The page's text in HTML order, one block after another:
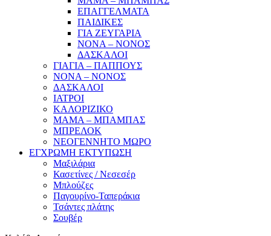
ΕΠΑΓΓΕΛΜΑΤΑ
ΠΑΙΔΙΚΕΣ
ΓΙΑ ΖΕΥΓΑΡΙΑ
ΝΟΝΑ – ΝΟΝΟΣ
ΔΑΣΚΑΛΟΙ
ΓΙΑΓΙΑ – ΠΑΠΠΟΥΣ
ΝΟΝΑ – ΝΟΝΟΣ
ΔΑΣΚΑΛΟΙ
ΙΑΤΡΟΙ
ΚΑΛΟΡΙΖΙΚΟ
ΜΑΜΑ – ΜΠΑΜΠΑΣ
ΜΠΡΕΛΟΚ
ΝΕΟΓΕΝΝΗΤΟ ΜΩΡΟ
ΕΓΧΡΩΜΗ ΕΚΤΥΠΩΣΗ
Μαξιλάρια
Κασετίνες / Νεσεσέρ
Μπλούζες
Παγουρίνο-Ταπεράκια
Τσάντες πλάτης
Σουβέρ